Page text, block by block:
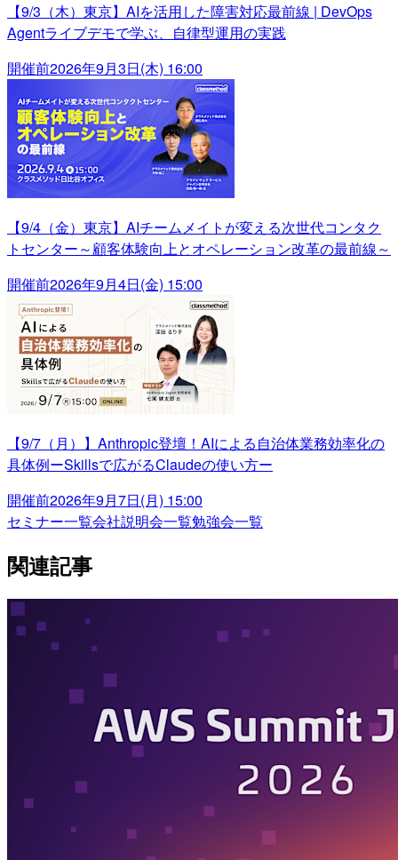
【9/3（木）東京】AIを活用した障害対応最前線 | DevOps
Agentライブデモで学ぶ、自律型運用の実践
開催前2026年9月3日(木) 16:00
【9/4（金）東京】AIチームメイトが変える次世代コンタク
トセンター～顧客体験向上とオペレーション改革の最前線～
開催前2026年9月4日(金) 15:00
【9/7（月）】Anthropic登壇！AIによる自治体業務効率化の
具体例ーSkillsで広がるClaudeの使い方ー
開催前2026年9月7日(月) 15:00
セミナー一覧会社説明会一覧勉強会一覧
関連記事